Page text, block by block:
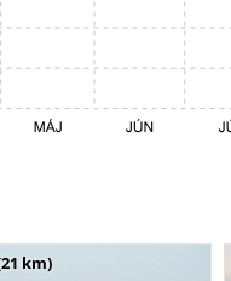
km)